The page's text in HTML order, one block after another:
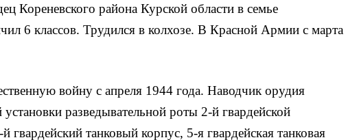
Кореневского района Курской области в семье
6 классов. Трудился в колхозе. В Красной Армии с марта
войну с апреля 1944 года. Наводчик орудия
разведывательной роты 2-й гвардейской
гвардейский танковый корпус, 5-я гвардейская танковая